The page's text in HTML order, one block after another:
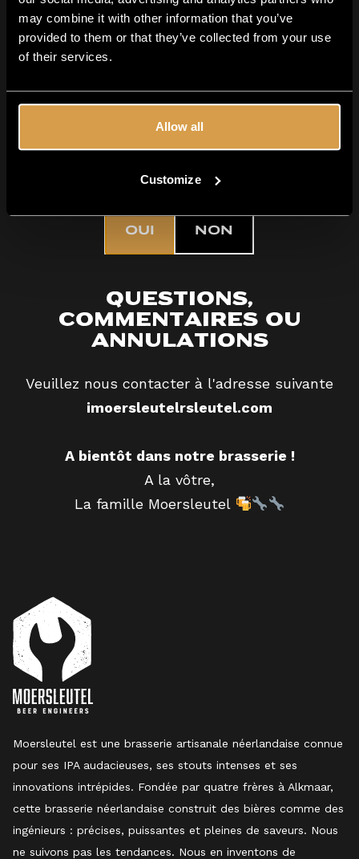
may combine it with other information that you’ve
provided to them or that they’ve collected from your use
of their services.
Allow all
Customize
Avez-vous plus
OUI NON
Détails de la visite
Langue :La langue parlée standard est le
Guide :Dirigé par un employé de Moersleutel .
Questions,
commentaires ou
annulations
Veuillez nous contacter à l'adresse suivante
imoersleutelrsleutel.com
A bientôt dans notre brasserie !
A la vôtre,
La famille Moersleutel
Moersleutel est une brasserie artisanale néerlandaise connue
pour ses IPA audacieuses, ses stouts intenses et ses
innovations intrépides. Fondée par quatre frères à Alkmaar,
cette brasserie néerlandaise construit des bières comme des
ingénieurs : précises, puissantes et pleines de saveurs. Nous
ne suivons pas les tendances. Nous en inventons de